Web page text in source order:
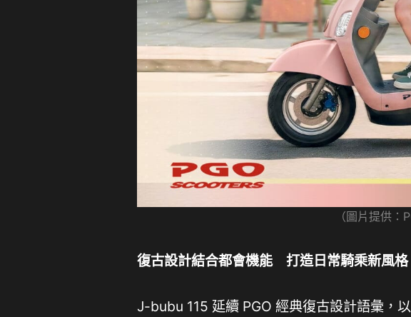
（圖片提供：
復古設計結合都會機能 打造日常騎乘新風格
J-bubu 115 延續 PGO 經典復古設計語彙，